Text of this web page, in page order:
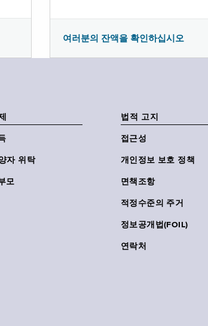
여러분의 잔액을 확인하십시오
자 위탁
모
법적 고지
접근성
개인정보 보호 정책
면책조항
적정수준의 주거
정보공개법(FOIL)
연락처